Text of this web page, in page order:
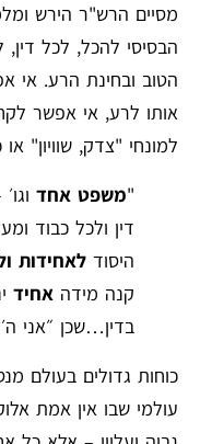
מסיים הרש"ר הירש
הבסיסי להכל, לכל
הטוב ובחינת הרע. אי
אותו לרע, אי אפשר
למונחי "צדק, שוויון"
"משפט אחד
דין ולכל כבוד
היסוד לאחידות
קנה מידה אחיד
בדין…שכן ״אני
כוחות גדולים בעולם
עולמי שבו אין אמת